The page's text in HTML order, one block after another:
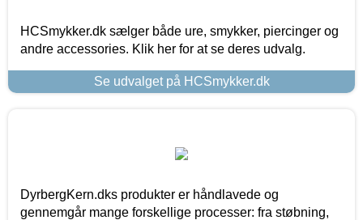
HCSmykker.dk sælger både ure, smykker, piercinger og
andre accessories. Klik her for at se deres udvalg.
Se udvalget på HCSmykker.dk
DyrbergKern.dks produkter er håndlavede og
gennemgår mange forskellige processer: fra støbning,